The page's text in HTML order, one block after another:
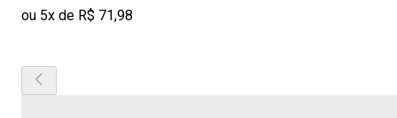
ou 5x de R$ 71,98